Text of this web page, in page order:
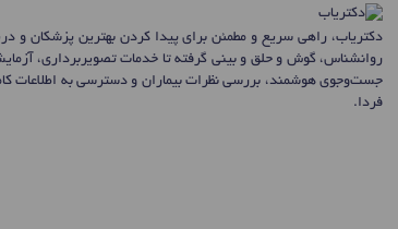
دکتریاب، راهی سریع و مطمئن برای پیدا کردن بهترین پزشکان و
روانشناس، گوش و حلق و بینی گرفته تا خدمات تصویربرداری،
جست‌وجوی هوشمند، بررسی نظرات بیماران و دسترسی به اطلاعات
فردا.